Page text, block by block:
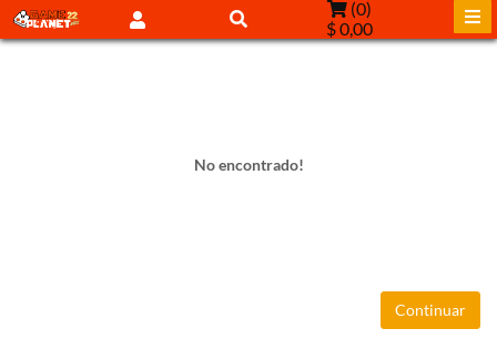
(0)
$ 0,00
No encontrado!
Continuar